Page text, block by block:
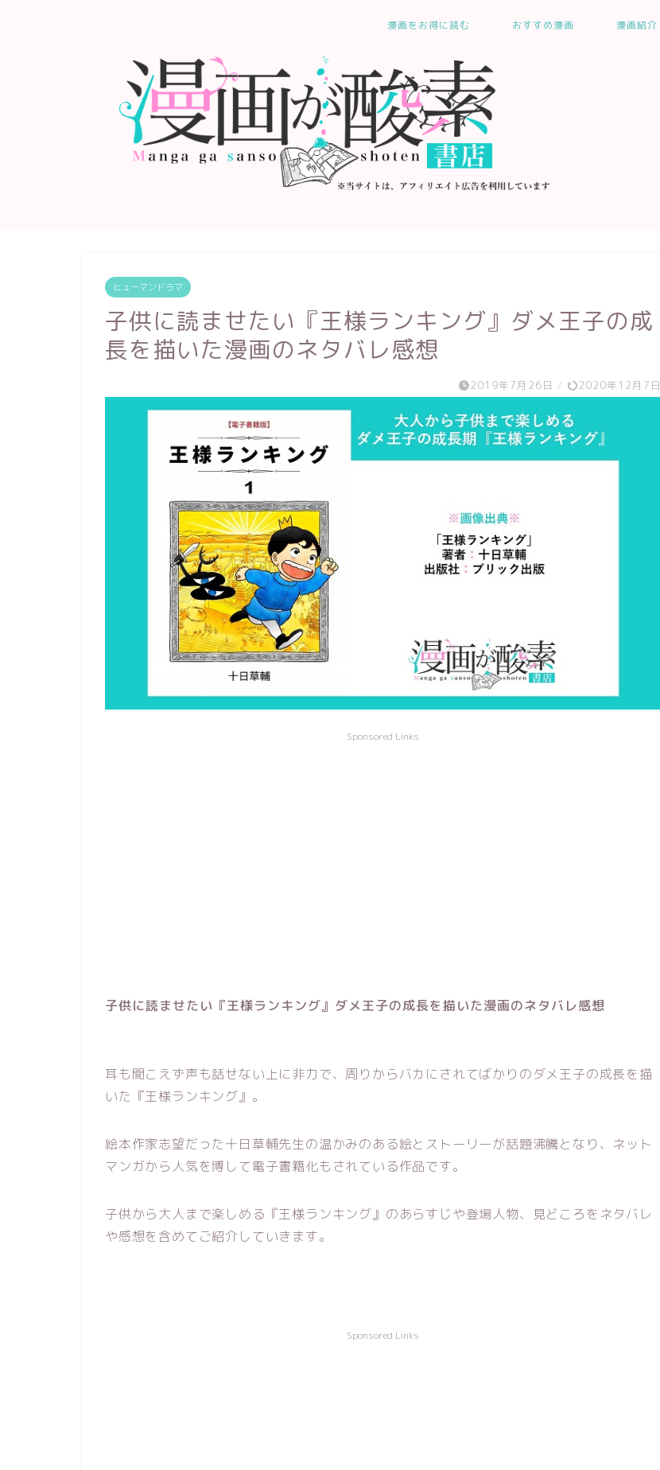
漫画をお得に読む おすすめ漫画 漫画紹介
ヒューマンドラマ
子供に読ませたい『王様ランキング』ダメ王子の成
長を描いた漫画のネタバレ感想
2019年7月26日 / 2020年12月7日
Sponsored Links
子供に読ませたい『王様ランキング』ダメ王子の成長を描いた漫画のネタバレ感想
耳も聞こえず声も話せない上に非力で、周りからバカにされてばかりのダメ王子の成長を描
いた『王様ランキング』。
絵本作家志望だった十日草輔先生の温かみのある絵とストーリーが話題沸騰となり、ネット
マンガから人気を博して電子書籍化もされている作品です。
子供から大人まで楽しめる『王様ランキング』のあらすじや登場人物、見どころをネタバレ
や感想を含めてご紹介していきます。
Sponsored Links